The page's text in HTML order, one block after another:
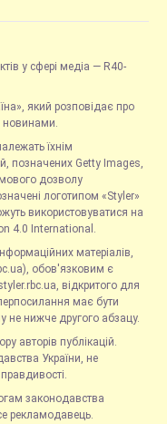
у сфері медіа — R40-
який розповідає про
новинами.
їхнім
позначених Getty Images,
дозволу
логотипом «Styler»
використовуватися на
4.0 International.
матеріалів,
обов'язковим є
відкритого для
має бути
не нижче другого абзацу.
авторів публікацій.
України, не
законодавства
рекламодавець.